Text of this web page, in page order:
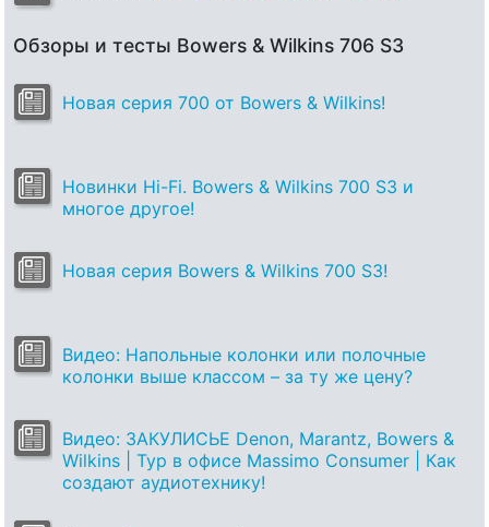
Обзоры и тесты Bowers & Wilkins 706 S3
Новая серия 700 от Bowers & Wilkins!
Новинки Hi-Fi. Bowers & Wilkins 700 S3 и
многое другое!
Новая серия Bowers & Wilkins 700 S3!
Видео: Напольные колонки или полочные
колонки выше классом – за ту же цену?
Видео: ЗАКУЛИСЬЕ Denon, Marantz, Bowers &
Wilkins | Тур в офисе Massimo Consumer | Как
создают аудиотехнику!